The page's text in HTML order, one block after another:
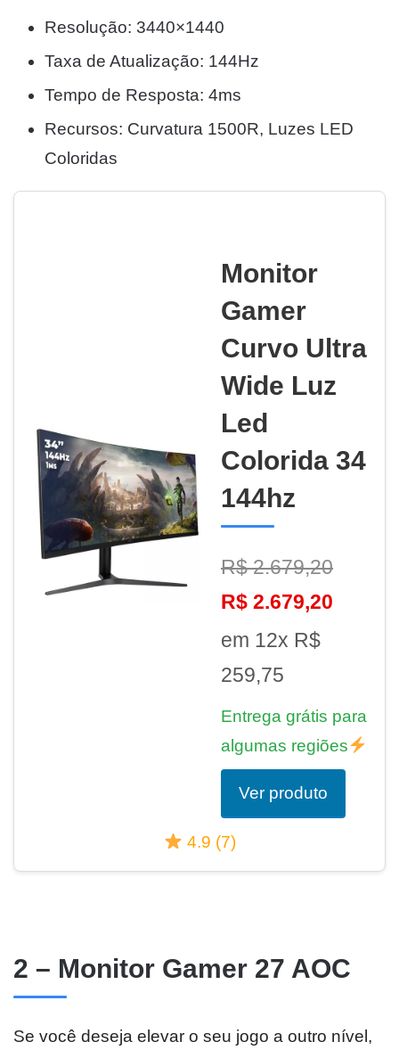
Resolução: 3440×1440
Taxa de Atualização: 144Hz
Tempo de Resposta: 4ms
Recursos: Curvatura 1500R, Luzes LED
Coloridas
Monitor
Gamer
Curvo Ultra
Wide Luz
Led
Colorida 34
144hz
R$ 2.679,20
R$ 2.679,20
em 12x R$
259,75
Entrega grátis para
algumas regiões
Ver produto
4.9 (7)
2 – Monitor Gamer 27 AOC
Se você deseja elevar o seu jogo a outro nível,